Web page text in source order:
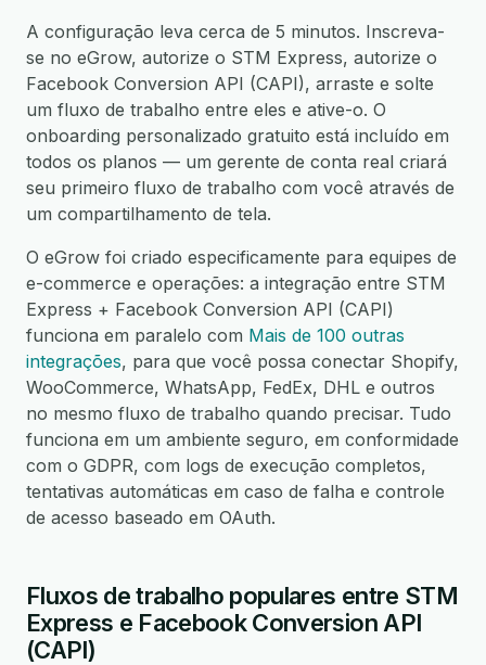
A configuração leva cerca de 5 minutos. Inscreva-
se no eGrow, autorize o STM Express, autorize o
Facebook Conversion API (CAPI), arraste e solte
um fluxo de trabalho entre eles e ative-o. O
onboarding personalizado gratuito está incluído em
todos os planos — um gerente de conta real criará
seu primeiro fluxo de trabalho com você através de
um compartilhamento de tela.
O eGrow foi criado especificamente para equipes de
e-commerce e operações: a integração entre STM
Express + Facebook Conversion API (CAPI)
funciona em paralelo com Mais de 100 outras
integrações, para que você possa conectar Shopify,
WooCommerce, WhatsApp, FedEx, DHL e outros
no mesmo fluxo de trabalho quando precisar. Tudo
funciona em um ambiente seguro, em conformidade
com o GDPR, com logs de execução completos,
tentativas automáticas em caso de falha e controle
de acesso baseado em OAuth.
Fluxos de trabalho populares entre STM
Express e Facebook Conversion API
(CAPI)